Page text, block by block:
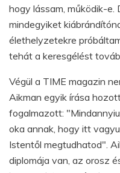
hogy lássam, működik-e.
mindegyiket
élethelyzetekre
tehát a keresgélést
Végül a TIME magazin
Aikman egyik írása
fogalmazott:
oka annak, hogy itt
Istentől megtudhatod".
diplomája van, az orosz